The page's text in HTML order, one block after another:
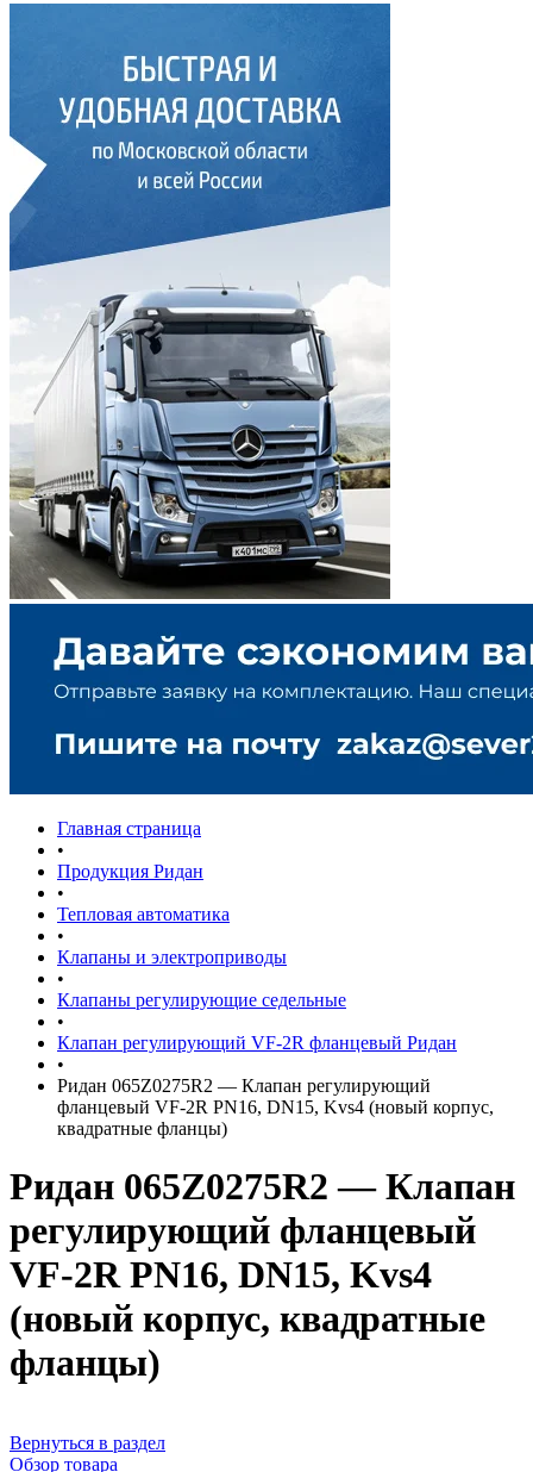
Главная страница
•
Продукция Ридан
•
Тепловая автоматика
•
Клапаны и электроприводы
•
Клапаны регулирующие седельные
•
Клапан регулирующий VF-2R фланцевый Ридан
•
Ридан 065Z0275R2 — Клапан регулирующий
фланцевый VF-2R PN16, DN15, Kvs4 (новый корпус,
квадратные фланцы)
Ридан 065Z0275R2 — Клапан
регулирующий фланцевый
VF-2R PN16, DN15, Kvs4
(новый корпус, квадратные
фланцы)
Вернуться в раздел
Обзор товара